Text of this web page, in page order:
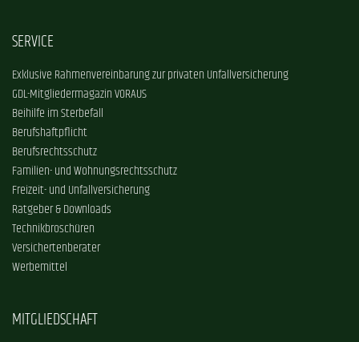
SERVICE
Exklusive Rahmenvereinbarung zur privaten Unfallversicherung
GDL-Mitgliedermagazin VORAUS
Beihilfe im Sterbefall
Berufshaftpflicht
Berufsrechtsschutz
Familien- und Wohnungsrechtsschutz
Freizeit- und Unfallversicherung
Ratgeber & Downloads
Technikbroschüren
Versichertenberater
Werbemittel
MITGLIEDSCHAFT